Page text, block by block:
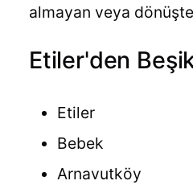
almayan veya
Etiler'den
Etiler
Bebek
Arnavutköy